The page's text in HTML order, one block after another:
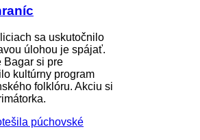
sa uskutočnilo
úlohou je spájať.
Bagar si pre
kultúrny program
folklóru. Akciu si